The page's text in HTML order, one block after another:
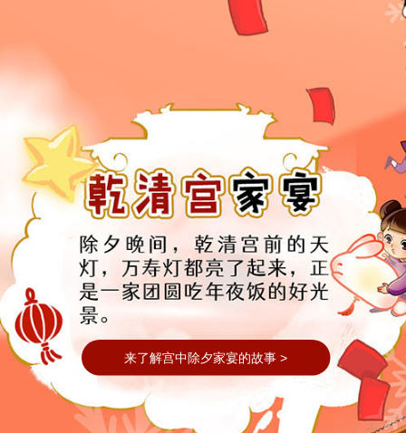
来了解宫中除夕家宴的故事 >